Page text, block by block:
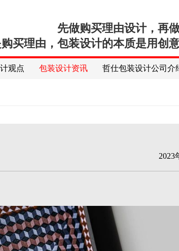
先做购买理由设计，再
买理由，包装设计的本质是用创
观点 包装设计资讯 哲仕包装设计公司介
2023